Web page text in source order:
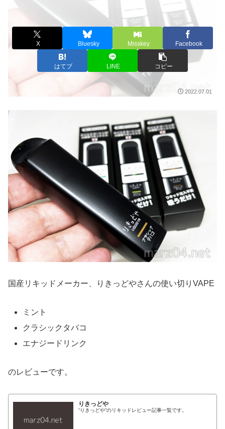
X Bluesky Misskey Facebook
はてブ LINE コピー
2022.07.01
国産リキッドメーカー、りきっどやさんの使い切りVAPE
ミント
クラシックタバコ
エナジードリンク
のレビューです。
りきっどや
“りきっどや”のリキッドレビュー記事一覧です。